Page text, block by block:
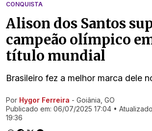
CONQUISTA
Alison dos Santos
campeão olímpico
título mundial
Brasileiro fez a melhor marca dele
Ir direto pra matéria
Por Hygor Ferreira - Goiânia, GO
Publicado em: 06/07/2025 17:04 •
19:36